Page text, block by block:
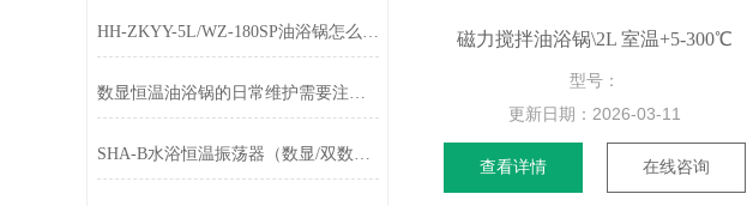
HH-ZKYY-5L/WZ-180SP油浴锅怎么选择？
数显恒温油浴锅的日常维护需要注意哪些
SHA-B水浴恒温振荡器（数显/双数显微电脑）
磁力搅拌油浴锅\2L 室温+5-300℃
型号：
更新日期： 2026-03-11
查看详情 在线咨询